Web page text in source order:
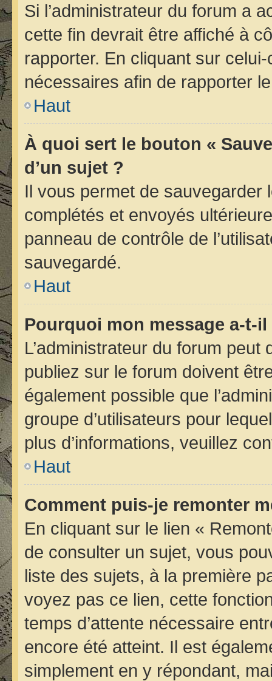
Si l’administrateur du forum a
cette fin devrait être affiché à
rapporter. En cliquant sur
nécessaires afin de rapporter
Haut
À quoi sert le bouton «
d’un sujet ?
Il vous permet de sauvegarder
complétés et envoyés
panneau de contrôle de
sauvegardé.
Haut
Pourquoi mon message a-t-
L’administrateur du forum
publiez sur le forum doivent
également possible que
groupe d’utilisateurs pour
plus d’informations, veuillez
Haut
Comment puis-je remonter
En cliquant sur le lien «
de consulter un sujet, vous
liste des sujets, à la première
voyez pas ce lien, cette
temps d’attente nécessaire
encore été atteint. Il est
simplement en y répondant,